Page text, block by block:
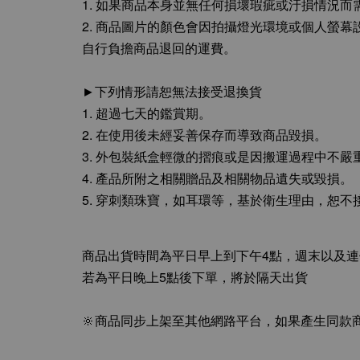
1. 如果商品本身並無任何損壞瑕疵或汙損情況
2. 商品圖片的顏色會因拍攝燈光環境或個人螢
自行負擔商品退回的運費。
►下列情形請恕無法接受退換貨
1. 超過七天的鑑賞期。
2. 在使用後未經妥善保存而導致商品毀損。
3. 外包裝紙盒輕微的摺痕或是因搬運過程中不
4. 產品所附之相關贈品及相關物品遺失或毀損。
5. 穿刺類珠寶，如耳環等，基於衛生理由，恕不
商品出貨時間為平日早上到下午4點，週末以及
若為平日晚上5點後下單，將於隔天出貨
🔆商品同步上架至其他網路平台，如果產生同